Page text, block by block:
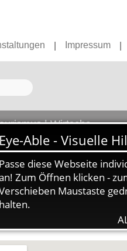
Impressum
| Wirtschaft